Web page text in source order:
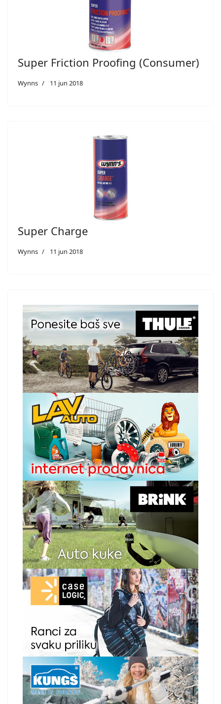
Super Friction Proofing (Consumer)
Wynns 11 jun 2018
Super Charge
Wynns 11 jun 2018